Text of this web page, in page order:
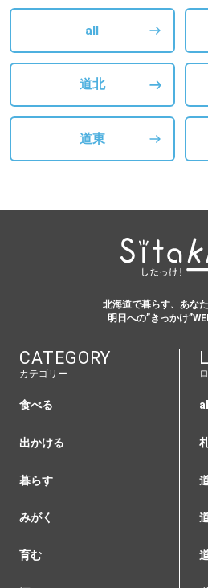
all
道北
道東
北海道で暮らす、あなた
明日への”きっかけ
CATEGORY
カテゴリー
食べる
出かける
暮らす
みがく
育む
all